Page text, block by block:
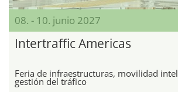
08. - 10. junio 2027
Intertraffic Americas
Feria de infraestructuras, movilidad
gestión del tráfico